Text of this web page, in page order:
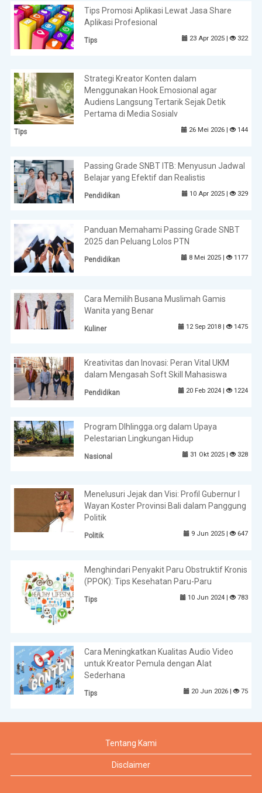
Tips Promosi Aplikasi Lewat Jasa Share
Aplikasi Profesional
Tips 23 Apr 2025 | 322
Strategi Kreator Konten dalam
Menggunakan Hook Emosional agar
Audiens Langsung Tertarik Sejak Detik
Pertama di Media Sosialv
Tips 26 Mei 2026 | 144
Passing Grade SNBT ITB: Menyusun Jadwal
Belajar yang Efektif dan Realistis
Pendidikan 10 Apr 2025 | 329
Panduan Memahami Passing Grade SNBT
2025 dan Peluang Lolos PTN
Pendidikan 8 Mei 2025 | 1177
Cara Memilih Busana Muslimah Gamis
Wanita yang Benar
Kuliner 12 Sep 2018 | 1475
Kreativitas dan Inovasi: Peran Vital UKM
dalam Mengasah Soft Skill Mahasiswa
Pendidikan 20 Feb 2024 | 1224
Program Dlhlingga.org dalam Upaya
Pelestarian Lingkungan Hidup
Nasional 31 Okt 2025 | 328
Menelusuri Jejak dan Visi: Profil Gubernur I
Wayan Koster Provinsi Bali dalam Panggung
Politik
Politik 9 Jun 2025 | 647
Menghindari Penyakit Paru Obstruktif Kronis
(PPOK): Tips Kesehatan Paru-Paru
Tips 10 Jun 2024 | 783
Cara Meningkatkan Kualitas Audio Video
untuk Kreator Pemula dengan Alat
Sederhana
Tips 20 Jun 2026 | 75
Tentang Kami
Disclaimer